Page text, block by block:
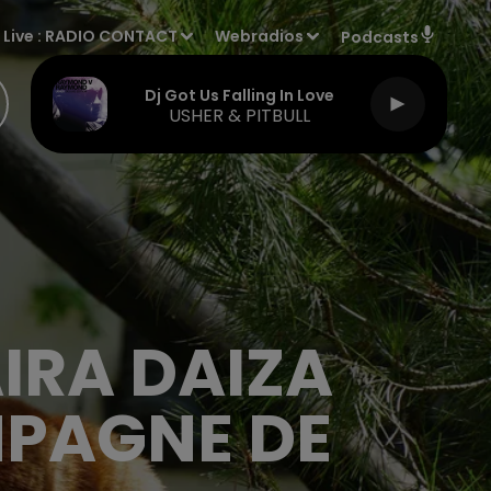
Live : RADIO CONTACT Webradios Podcasts
Dj Got Us Falling In Love
USHER & PITBULL
DAIZA
DE